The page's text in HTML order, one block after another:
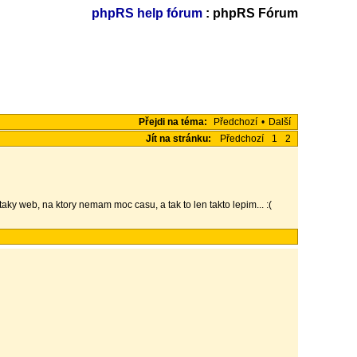
phpRS help fórum: phpRS Fórum
Přejdi na téma: Předchozí • Další
Jít na stránku:
Předchozí 1 2
web, na ktory nemam moc casu, a tak to len takto lepim... :(